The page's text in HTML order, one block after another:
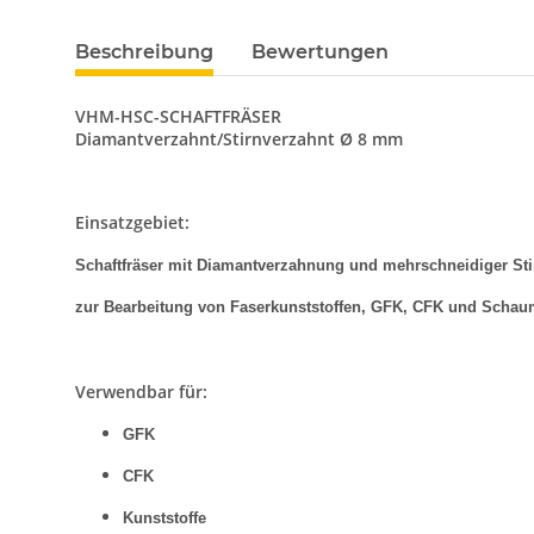
Beschreibung Bewertungen
VHM-HSC-SCHAFTFRÄSER
Diamantverzahnt/Stirnverzahnt Ø 8 mm
Einsatzgebiet:
Schaftfräser mit Diamantverzahnung und mehrschneidiger
zur Bearbeitung von Faserkunststoffen, GFK, CFK und
Verwendbar für:
GFK
CFK
Kunststoffe